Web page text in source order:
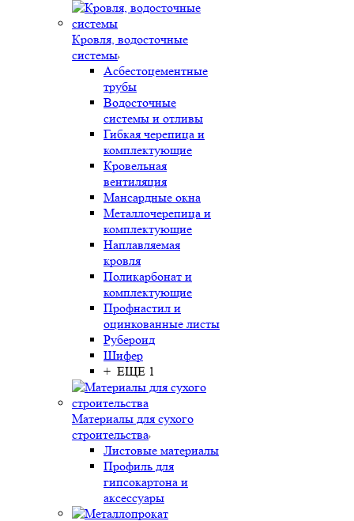
Кровля, водосточные
системы
Асбестоцементные
трубы
Водосточные
системы и отливы
Гибкая черепица и
комплектующие
Кровельная
вентиляция
Мансардные окна
Металлочерепица и
комплектующие
Наплавляемая
кровля
Поликарбонат и
комплектующие
Профнастил и
оцинкованные листы
Рубероид
Шифер
+ ЕЩЕ 1
Материалы для сухого
строительства
Листовые материалы
Профиль для
гипсокартона и
аксессуары